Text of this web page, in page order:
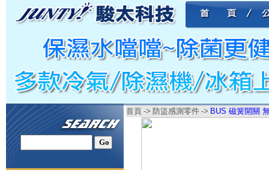
首頁 -> 防盜感測零件 -> BUS 磁簧開關